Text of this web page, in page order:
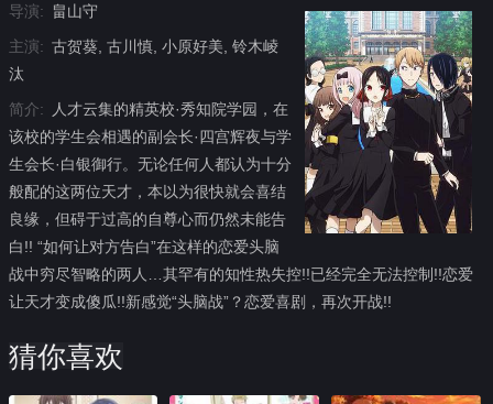
导演:
畠山守
主演: 古贺葵, 古川慎, 小原好美, 铃木崚
汰
简介:
人才云集的精英校·秀知院学园，在
该校的学生会相遇的副会长·四宫辉夜与学
生会长·白银御行。无论任何人都认为十分
般配的这两位天才，本以为很快就会喜结
良缘，但碍于过高的自尊心而仍然未能告
白!! “如何让对方告白”在这样的恋爱头脑
战中穷尽智略的两人…其罕有的知性热失控!!已经完全无法控制!!恋爱
让天才变成傻瓜!!新感觉“头脑战”？恋爱喜剧，再次开战!!
猜你喜欢